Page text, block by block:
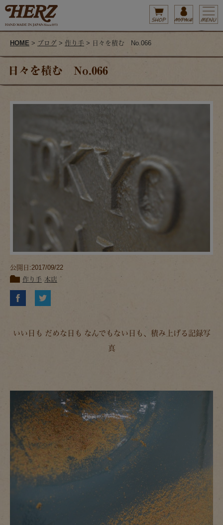
HOME > ブログ > 作り手 > 日々を積む No.066
日々を積む No.066
公開日:2017/09/22
作り手 本店
いい日も だめな日も なんでもない日も、積み上げる記録写
真